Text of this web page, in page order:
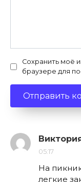
Сохранить моё
браузере для
05:17
На
легкие